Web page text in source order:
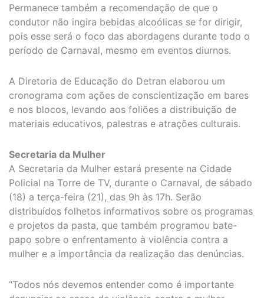
Permanece também a recomendação de que o
condutor não ingira bebidas alcoólicas se for dirigir,
pois esse será o foco das abordagens durante todo o
período de Carnaval, mesmo em eventos diurnos.
A Diretoria de Educação do Detran elaborou um
cronograma com ações de conscientização em bares
e nos blocos, levando aos foliões a distribuição de
materiais educativos, palestras e atrações culturais.
Secretaria da Mulher
A Secretaria da Mulher estará presente na Cidade
Policial na Torre de TV, durante o Carnaval, de sábado
(18) a terça-feira (21), das 9h às 17h. Serão
distribuídos folhetos informativos sobre os programas
e projetos da pasta, que também programou bate-
papo sobre o enfrentamento à violência contra a
mulher e a importância da realização das denúncias.
“Todos nós devemos entender como é importante